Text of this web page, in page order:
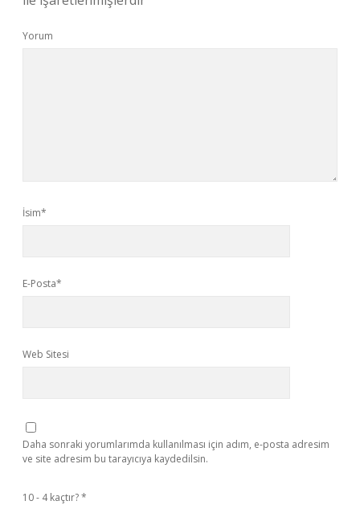
Yorum
İsim*
E-Posta*
Web Sitesi
Daha sonraki yorumlarımda kullanılması için adım, e-posta adresim
ve site adresim bu tarayıcıya kaydedilsin.
10 - 4 kaçtır?*